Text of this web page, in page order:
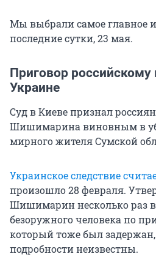
Мы выбрали самое главное
последние сутки, 23 мая.
Приговор российскому
Украине
Суд в Киеве признал
Шишимарина виновным в
мирного жителя Сумской
Украинское следствие
произошло 28 февраля.
Шишимарин несколько раз
безоружного человека по
который тоже был
подробности неизвестны.